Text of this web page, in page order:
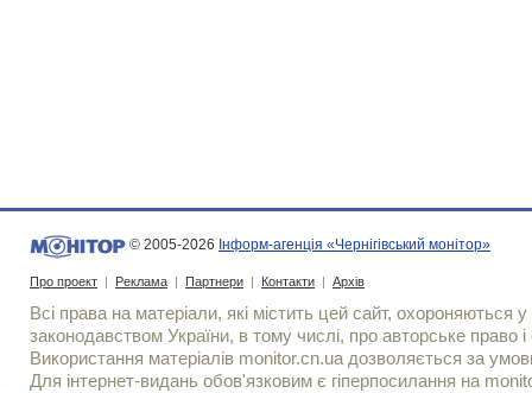
© 2005-2026 Інформ-агенція «Чернігівський монітор»
Про проект | Реклама | Партнери | Контакти | Архів
Всі права на матеріали, які містить цей сайт, охороняються у
законодавством України, в тому числі, про авторське право і
Використання матерiалiв monitor.cn.ua дозволяється за
Для iнтернет-видань обов'язковим є гiперпосилання на